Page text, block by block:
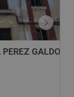
GALDOS